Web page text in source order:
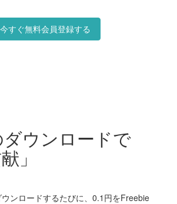
今すぐ無料会員登録する
ウンロードで
」
ンロードするたびに、0.1円をFreebie